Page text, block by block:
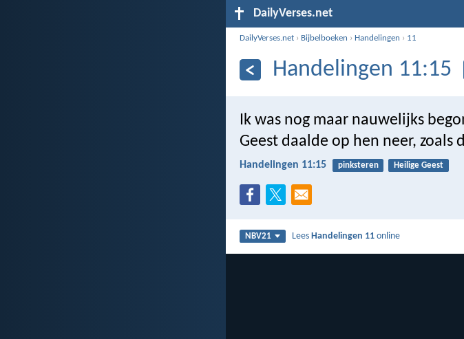
DailyVerses.net
DailyVerses.net › Bijbelboeken › Handelingen › 11
Handelingen 11:15
Ik was nog maar nauwelijks
Geest daalde op hen neer, zoals
Handelingen 11:15 pinksteren Heilige Geest
NBV21 LeesHandelingen 11 online